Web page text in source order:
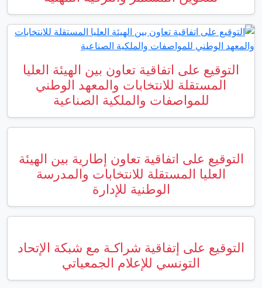
تعاون بين الهيئة العليا
والمعهد الوطني
الصناعية
تعاون إطارية بين الهيئة
والمدرسة
شراكـة مع شبكة الإتحاد
الجمعياتي